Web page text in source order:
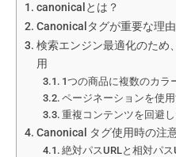
canonicalとは？
Canonicalタグが重要な理由
検索エンジン最適化のため
用
1つの商品に複数のカラ
ページネーションを使
重複コンテンツを回避
Canonical タグ使用時の注
絶対パスURLと相対パ